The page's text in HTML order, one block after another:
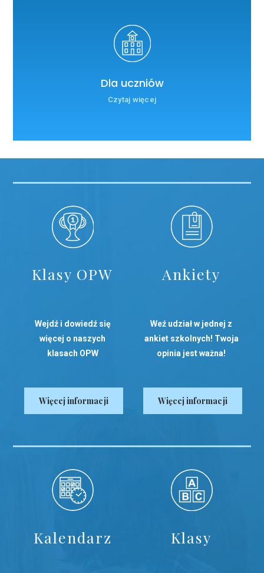
Dla uczniów
Czytaj więcej
Klasy OPW
Wejdź i dowiedź się
więcej o naszych
klasach OPW
Więcej informacji
Ankiety
Weź udział w jednej z
ankiet szkolnych! Twoja
opinia jest ważna!
Więcej informacji
Kalendarz Klasy